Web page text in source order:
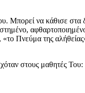
Μπορεί να κάθισε
Πνεύμα της
στους μαθητές